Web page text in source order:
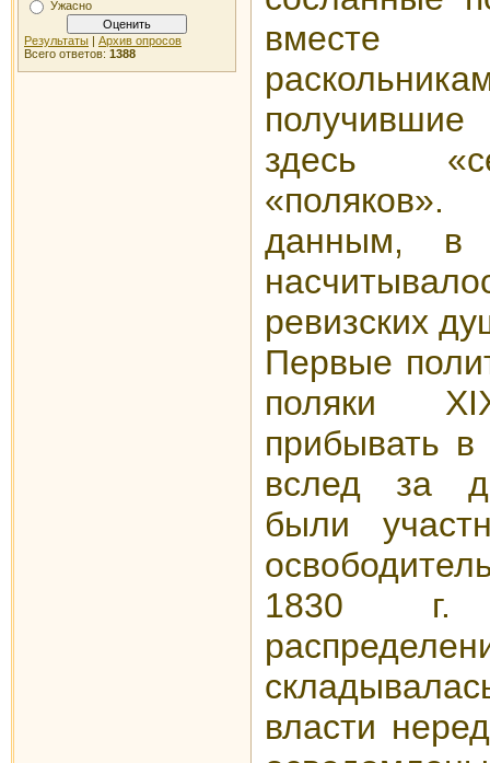
Ужасно
Результаты | Архив опросов
Всего ответов: 1388
здесь
«поляков».
данным, в
ревизских
Первые
поляки
прибывать
вслед за
были
1830 г.
власти